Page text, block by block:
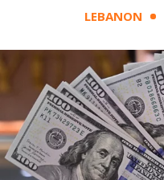
LEBANON